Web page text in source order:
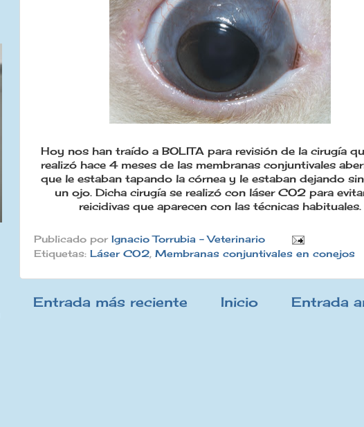
Hoy nos han traído a BOLITA para revisión de la cirugía
realizó hace 4 meses de las membranas conjuntivales
que le estaban tapando la córnea y le estaban dejando
un ojo. Dicha cirugía se realizó con láser CO2 para
reicidivas que aparecen con las técnicas habituales.
Publicado por Ignacio Torrubia - Veterinario
Etiquetas: Láser CO2, Membranas conjuntivales en conejos
Entrada más reciente Entrada
Inicio